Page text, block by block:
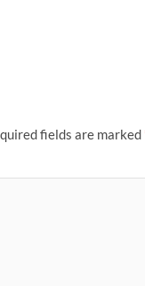
fields are marked